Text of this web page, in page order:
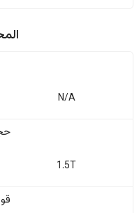
N/A
1.5T